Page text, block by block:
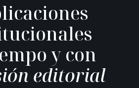
licaciones
tucionales
mpo y con
ión editorial